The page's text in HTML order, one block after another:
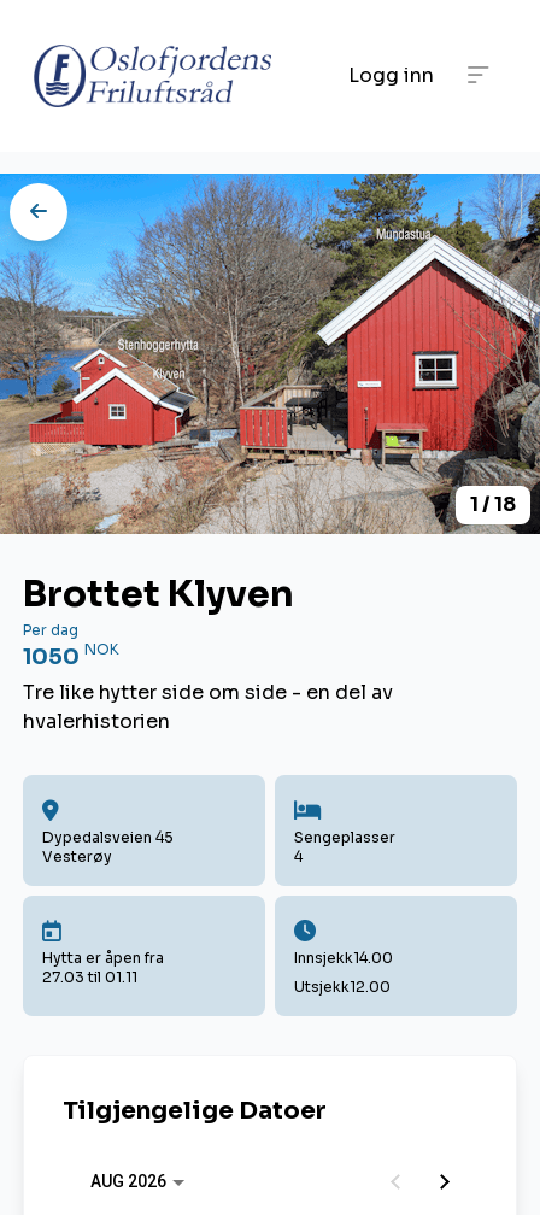
Logg inn
1 / 18
Brottet Klyven
Per dag
1050 NOK
Tre like hytter side om side - en del av
hvalerhistorien
Dypedalsveien 45
Vesterøy
Sengeplasser
4
Hytta er åpen fra
27.03 til 01.11
Innsjekk14.00
Utsjekk12.00
Tilgjengelige Datoer
AUG 2026